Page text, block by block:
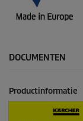
DOCUMENTEN
Productinformatie